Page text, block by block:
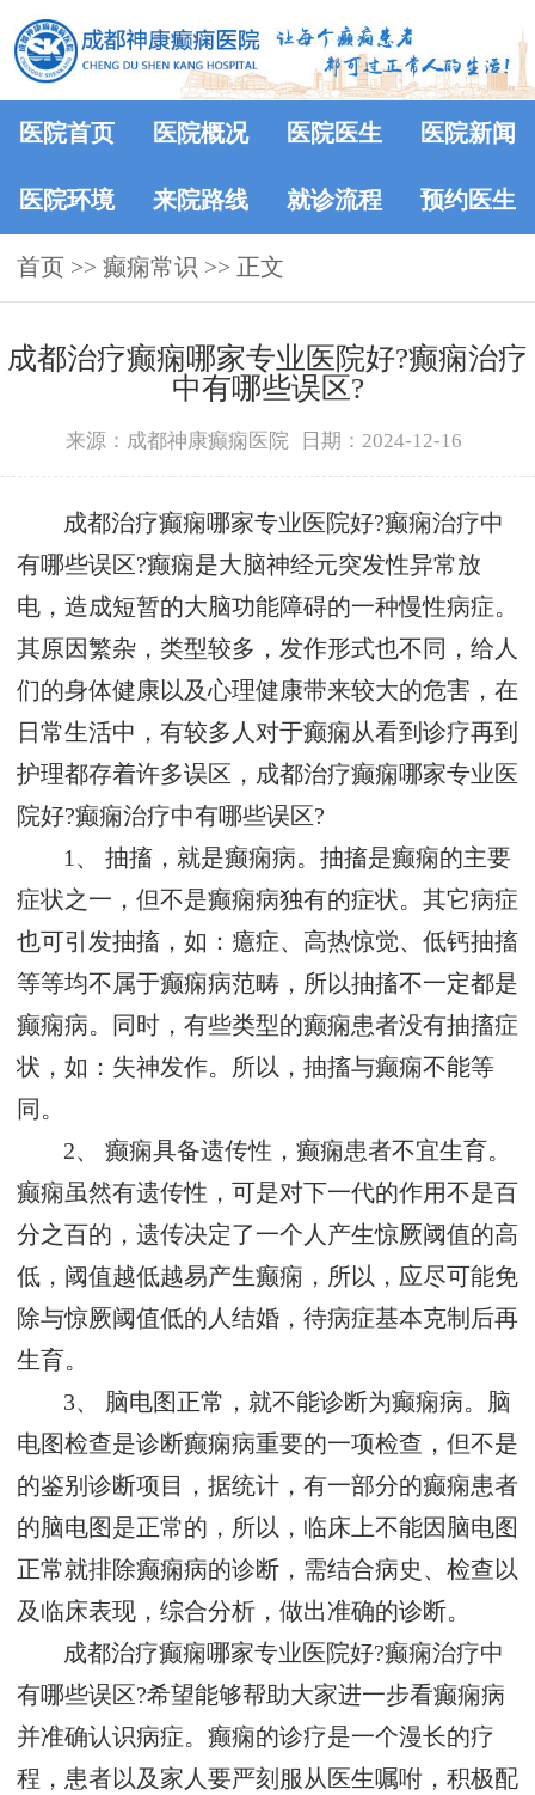
医院首页 医院概况 医院医生 医院新闻
医院环境 来院路线 就诊流程 预约医生
首页 >> 癫痫常识 >> 正文
成都治疗癫痫哪家专业医院好?癫痫治疗
中有哪些误区?
来源：成都神康癫痫医院 日期：2024-12-16
成都治疗癫痫哪家专业医院好?癫痫治疗中
有哪些误区?癫痫是大脑神经元突发性异常放
电，造成短暂的大脑功能障碍的一种慢性病症。
其原因繁杂，类型较多，发作形式也不同，给人
们的身体健康以及心理健康带来较大的危害，在
日常生活中，有较多人对于癫痫从看到诊疗再到
护理都存着许多误区，成都治疗癫痫哪家专业医
院好?癫痫治疗中有哪些误区?
1、 抽搐，就是癫痫病。抽搐是癫痫的主要
症状之一，但不是癫痫病独有的症状。其它病症
也可引发抽搐，如：癔症、高热惊觉、低钙抽搐
等等均不属于癫痫病范畴，所以抽搐不一定都是
癫痫病。同时，有些类型的癫痫患者没有抽搐症
状，如：失神发作。所以，抽搐与癫痫不能等
同。
2、 癫痫具备遗传性，癫痫患者不宜生育。
癫痫虽然有遗传性，可是对下一代的作用不是百
分之百的，遗传决定了一个人产生惊厥阈值的高
低，阈值越低越易产生癫痫，所以，应尽可能免
除与惊厥阈值低的人结婚，待病症基本克制后再
生育。
3、 脑电图正常，就不能诊断为癫痫病。脑
电图检查是诊断癫痫病重要的一项检查，但不是
的鉴别诊断项目，据统计，有一部分的癫痫患者
的脑电图是正常的，所以，临床上不能因脑电图
正常就排除癫痫病的诊断，需结合病史、检查以
及临床表现，综合分析，做出准确的诊断。
成都治疗癫痫哪家专业医院好?癫痫治疗中
有哪些误区?希望能够帮助大家进一步看癫痫病
并准确认识病症。癫痫的诊疗是一个漫长的疗
程，患者以及家人要严刻服从医生嘱咐，积极配